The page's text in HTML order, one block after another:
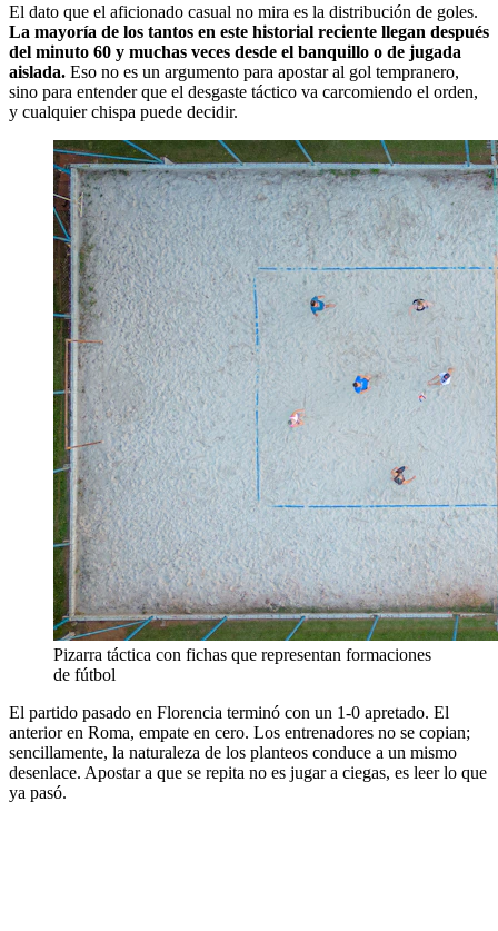
El dato que el aficionado casual no mira es la distribución de goles.
La mayoría de los tantos en este historial reciente llegan después
del minuto 60 y muchas veces desde el banquillo o de jugada
aislada. Eso no es un argumento para apostar al gol tempranero,
sino para entender que el desgaste táctico va carcomiendo el orden,
y cualquier chispa puede decidir.
Pizarra táctica con fichas que representan formaciones
de fútbol
El partido pasado en Florencia terminó con un 1-0 apretado. El
anterior en Roma, empate en cero. Los entrenadores no se copian;
sencillamente, la naturaleza de los planteos conduce a un mismo
desenlace. Apostar a que se repita no es jugar a ciegas, es leer lo que
ya pasó.